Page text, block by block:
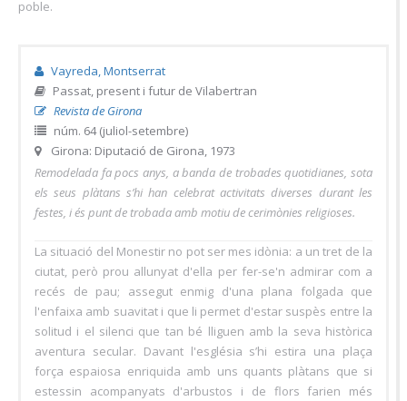
poble.
Vayreda, Montserrat
Passat, present i futur de Vilabertran
Revista de Girona
núm. 64 (juliol-setembre)
Girona: Diputació de Girona, 1973
Remodelada fa pocs anys, a banda de trobades quotidianes, sota
els seus plàtans s’hi han celebrat activitats diverses durant les
festes, i és punt de trobada amb motiu de cerimònies religioses.
La situació del Monestir no pot ser mes idònia: a un tret de la
ciutat, però prou allunyat d'ella per fer-se'n admirar com a
recés de pau; assegut enmig d'una plana folgada que
l'enfaixa amb suavitat i que li permet d'estar suspès entre la
solitud i el silenci que tan bé lliguen amb la seva històrica
aventura secular. Davant l'església s’hi estira una plaça
força espaiosa enriquida amb uns quants plàtans que si
estessin acompanyats d'arbustos i de flors farien més